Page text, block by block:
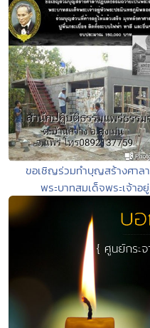
ขอเชิญร่วมทำบุญสร้างศาล
พระบาทสมเด็จพระเจ้าอ